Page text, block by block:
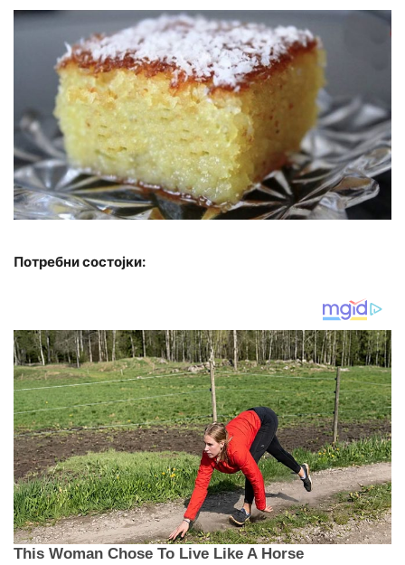
Потребни состојки: